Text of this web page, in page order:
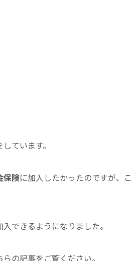
ています。
保険に加入したかったのですが、こ
入できるようになりました。
の記事をご覧ください。